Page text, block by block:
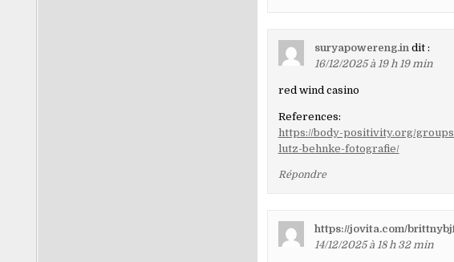
suryapowereng.in dit :
16/12/2025 à 19 h 19 min
red wind casino
References:
https://body-positivity.org/
lutz-behnke-fotografie/
Répondre
https://jovita.com/
14/12/2025 à 18 h 32 min